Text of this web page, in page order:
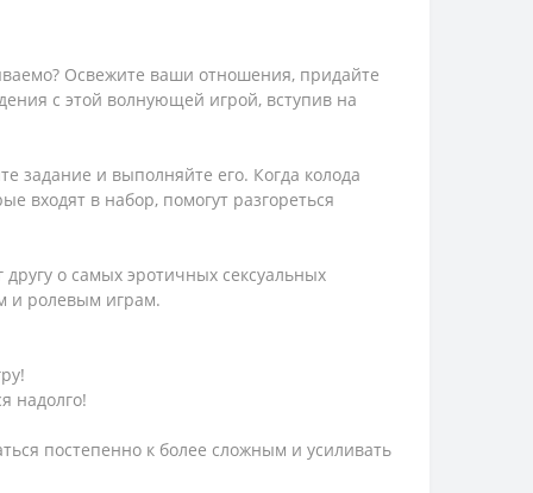
Освежите ваши отношения, придайте
с этой волнующей игрой, вступив на
задание и выполняйте его. Когда колода
входят в набор, помогут разгореться
о самых эротичных сексуальных
и ролевым играм.
надолго!
постепенно к более сложным и усиливать